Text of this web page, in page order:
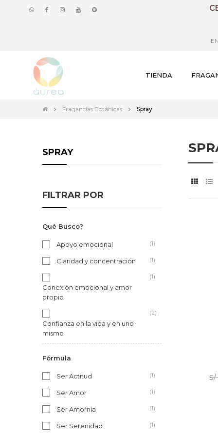
TIENDA
Fragancias Botánicas Spray
SPRAY
FILTRAR POR
Qué Busco?
Apoyo emocional (1)
Claridad y concentración (1)
Conexión emocional y amor
propio
(1)
Confianza en la vida y en uno
mismo
(2)
Contención en momentos difíciles
Equilibrio emocional (1)
Estado de ánimo positivo (2)
Fortaleza interior (2)
Inspiración y creatividad (1)
Fórmula
Ser Actitud (1)
Ser Amor (1)
Ser Amornía (1)
Ser Serenidad (1)